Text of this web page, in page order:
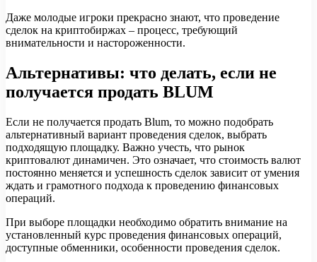
Даже молодые игроки прекрасно знают, что проведение
сделок на криптобиржах – процесс, требующий
внимательности и настороженности.
Альтернативы: что делать, если не
получается продать BLUM
Если не получается продать Blum, то можно подобрать
альтернативный вариант проведения сделок, выбрать
подходящую площадку. Важно учесть, что рынок
криптовалют динамичен. Это означает, что стоимость валют
постоянно меняется и успешность сделок зависит от умения
ждать и грамотного подхода к проведению финансовых
операций.
При выборе площадки необходимо обратить внимание на
установленный курс проведения финансовых операций,
доступные обменники, особенности проведения сделок.